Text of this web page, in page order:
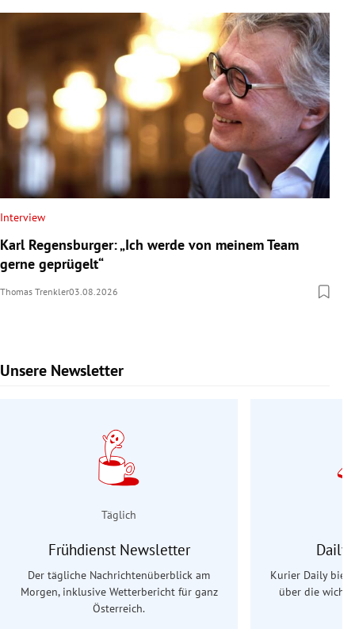
Interview
Karl Regensburger: „Ich werde von meinem Team
gerne geprügelt“
Thomas Trenkler03.08.2026
Unsere Newsletter
Slide 1 von 9
Täglich
Frühdienst Newsletter
Der tägliche Nachrichtenüberblick am
Morgen, inklusive Wetterbericht für ganz
Österreich.
Daily
Kurier Daily
über die